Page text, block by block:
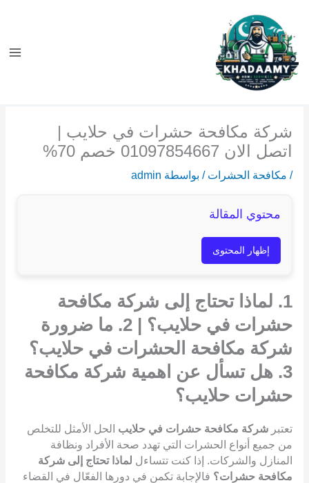
المحتوى
شركة مكافحة حشرات في حلايب |
اتصل الان 01097854667 خصم 70%
/ مكافحة الحشرات / بواسطة admin
محتوي المقالة
إظهار المحتوى
1. لماذا تحتاج إلى شركة مكافحة
حشرات في حلايب؟ | 2. ما ضرورة
شركة مكافحة الحشرات في حلايب؟
3. هل تسأل عن اهمية شركة مكافحة
حشرات حلايب؟
تعتبر شركة مكافحة حشرات في حلايب الحل الأمثل للتخلص
من جميع أنواع الحشرات التي تهدد صحة الأفراد ونظافة
المنازل والشركات. إذا كنت تتساءل لماذا تحتاج إلى شركة
مكافحة حشرات؟ فالإجابة تكمن في دورها الفعّال في القضاء